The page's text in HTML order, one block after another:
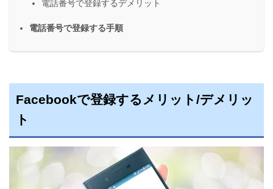
電話番号で登録するデメリット
電話番号で登録する手順
Facebookで登録するメリット/デメリッ
ト